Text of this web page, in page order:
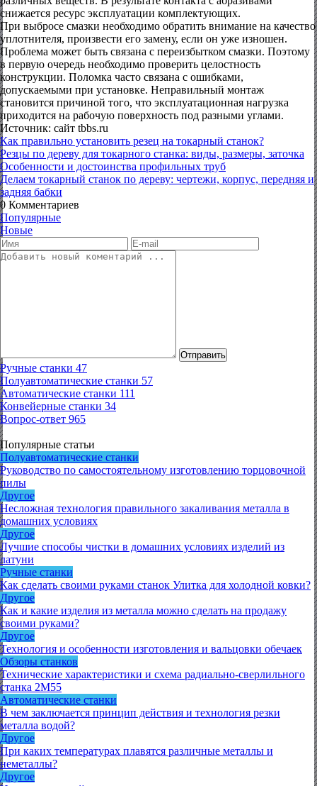
снижается ресурс эксплуатации комплектующих.
При выбросе смазки необходимо обратить внимание на качество
уплотнителя, произвести его замену, если он уже изношен.
Проблема может быть связана с переизбытком смазки. Поэтому
в первую очередь необходимо проверить целостность
конструкции. Поломка часто связана с ошибками,
допускаемыми при установке. Неправильный монтаж
становится причиной того, что эксплуатационная нагрузка
приходится на рабочую поверхность под разными углами.
Источник: сайт tbbs.ru
Как правильно установить резец на токарный станок?
Резцы по дереву для токарного станка: виды, размеры, заточка
Особенности и достоинства профильных труб
Делаем токарный станок по дереву: чертежи, корпус, передняя и
задняя бабки
0 Комментариев
Популярные
Новые
Отправить
Ручные станки 47
Полуавтоматические станки 57
Автоматические станки 111
Конвейерные станки 34
Вопрос-ответ 965
Популярные статьи
Полуавтоматические станки
Руководство по самостоятельному изготовлению торцовочной
пилы
Другое
Несложная технология правильного закаливания металла в
домашних условиях
Другое
Лучшие способы чистки в домашних условиях изделий из
латуни
Ручные станки
Как сделать своими руками станок Улитка для холодной ковки?
Другое
Как и какие изделия из металла можно сделать на продажу
своими руками?
Другое
Технология и особенности изготовления и вальцовки обечаек
Обзоры станков
Технические характеристики и схема радиально-сверлильного
станка 2М55
Автоматические станки
В чем заключается принцип действия и технология резки
металла водой?
Другое
При каких температурах плавятся различные металлы и
неметаллы?
Другое